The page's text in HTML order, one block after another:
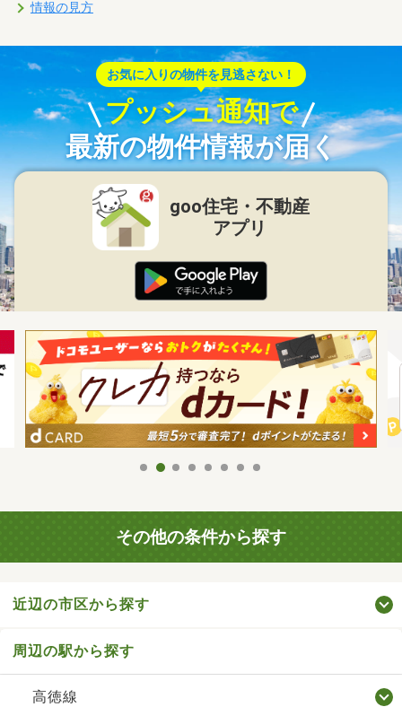
情報の見方
お気に入りの物件を見逃さない！
プッシュ通知で
最新の物件情報が届く
goo住宅・不動産
アプリ
その他の条件から探す
近辺の市区から探す
周辺の駅から探す
高徳線